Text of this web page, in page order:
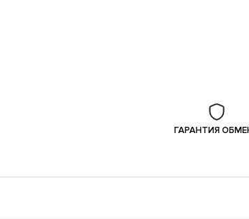
ГАРАНТИЯ